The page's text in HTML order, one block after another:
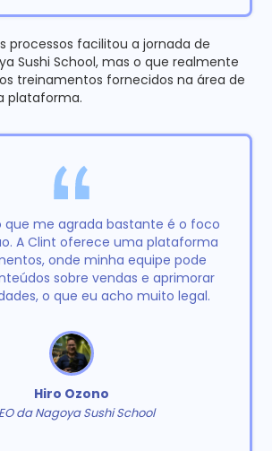
processos facilitou a jornada de
Sushi School, mas o que realmente
treinamentos fornecidos na área de
plataforma.
que me agrada bastante é o foco
A Clint oferece uma plataforma
onde minha equipe pode
sobre vendas e aprimorar
o que eu acho muito legal.
Hiro Ozono
da Nagoya Sushi School